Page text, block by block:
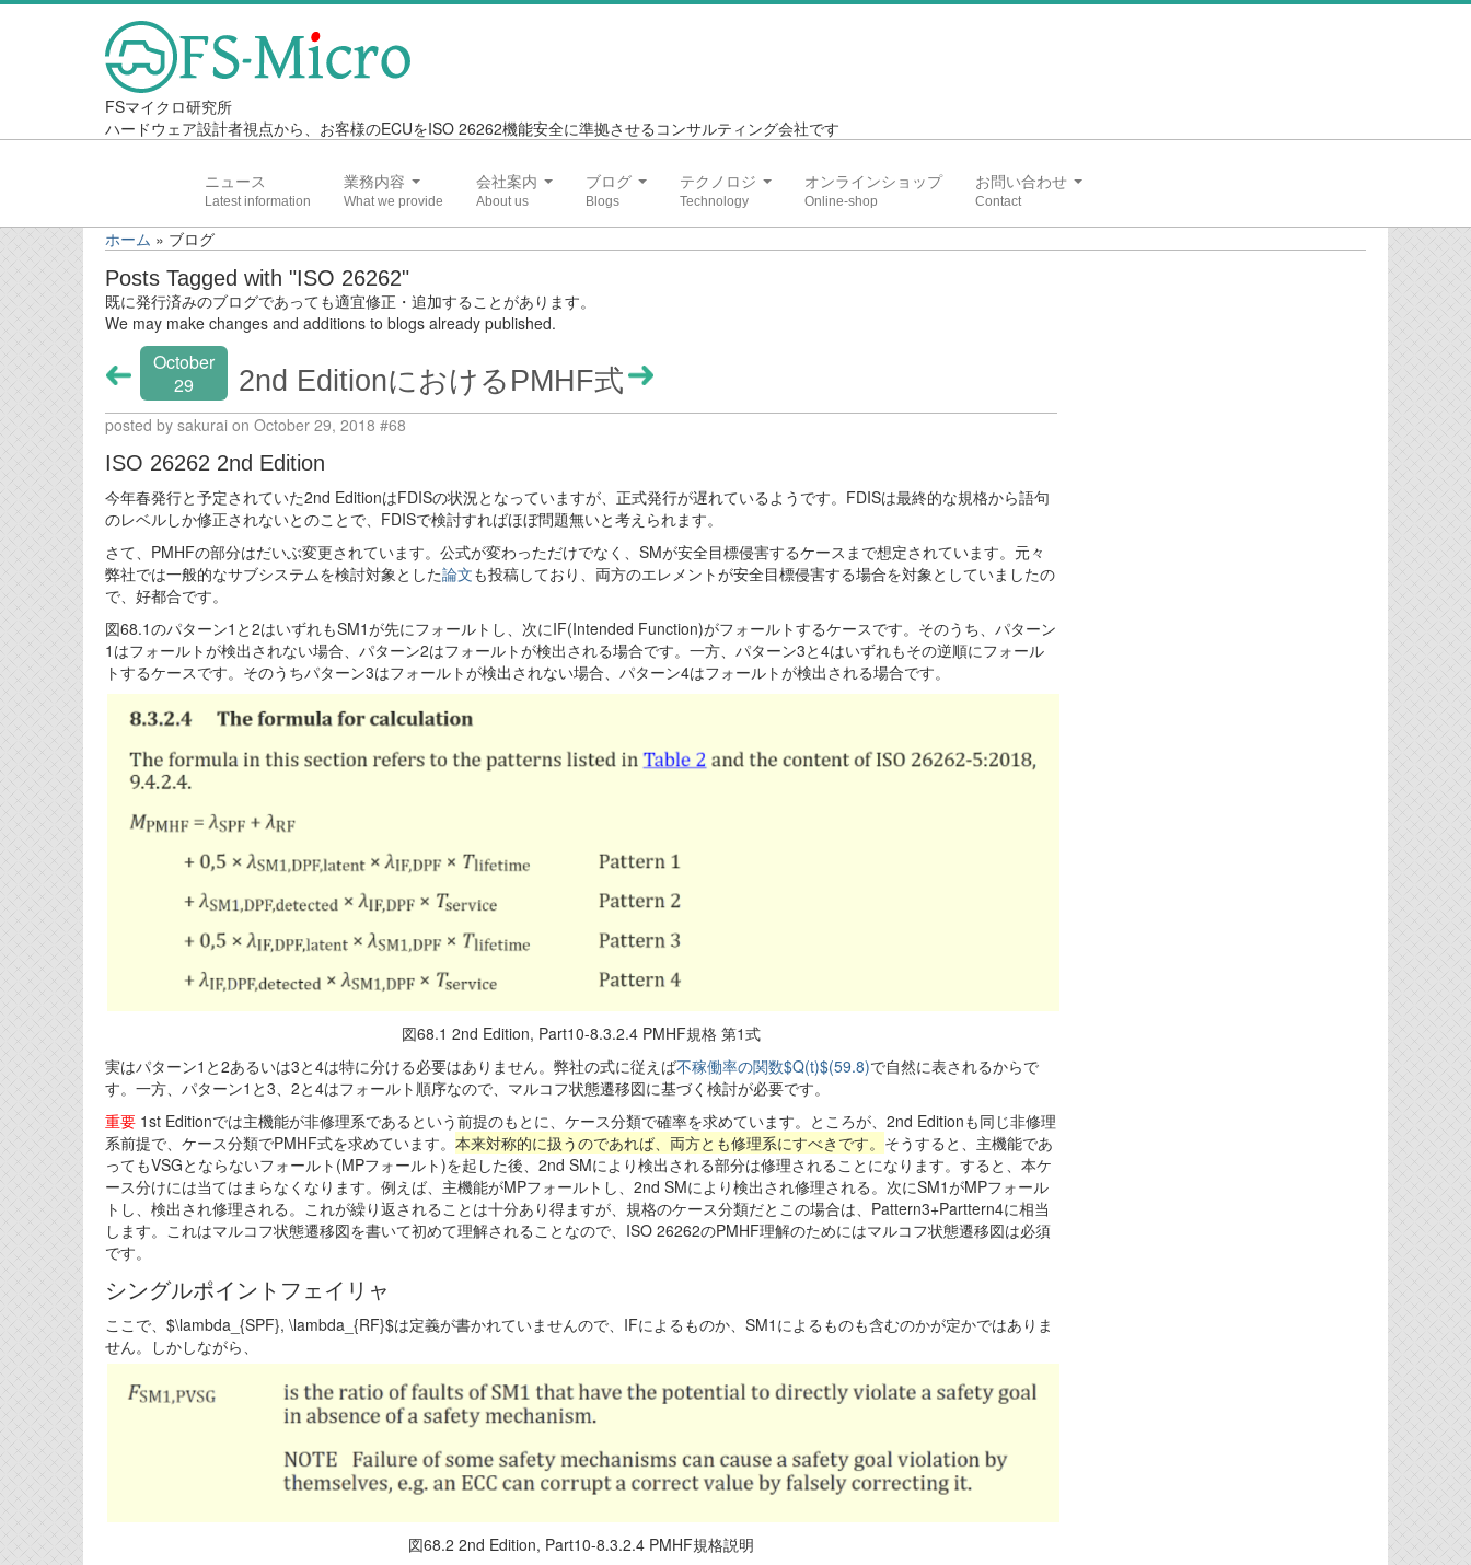
FSマイクロ研究所
ハードウェア設計者視点から、お客様のECUをISO 26262機能安全に準拠させるコンサルティング会社です
ニュース 業務内容 会社案内 ブログ テクノロジ オンラインショップ お問い合わせ
ホーム » ブログ
Posts Tagged with "ISO 26262"
既に発行済みのブログであっても適宜修正・追加することがあります。
We may make changes and additions to blogs already published.
October
29
2nd EditionにおけるPMHF式
posted by sakurai on October 29, 2018 #68
ISO 26262 2nd Edition
今年春発行と予定されていた2nd EditionはFDISの状況となっていますが、正式発行が遅れているようです。FDISは最終的な規格から語句
のレベルしか修正されないとのことで、FDISで検討すればほぼ問題無いと考えられます。
さて、PMHFの部分はだいぶ変更されています。公式が変わっただけでなく、SMが安全目標侵害するケースまで想定されています。元々
弊社では一般的なサブシステムを検討対象とした論文も投稿しており、両方のエレメントが安全目標侵害する場合を対象としていましたの
で、好都合です。
図68.1のパターン1と2はいずれもSM1が先にフォールトし、次にIF(Intended Function)がフォールトするケースです。そのうち、パターン
1はフォールトが検出されない場合、パターン2はフォールトが検出される場合です。一方、パターン3と4はいずれもその逆順にフォール
トするケースです。そのうちパターン3はフォールトが検出されない場合、パターン4はフォールトが検出される場合です。
図68.1 2nd Edition, Part10-8.3.2.4 PMHF規格 第1式
実はパターン1と2あるいは3と4は特に分ける必要はありません。弊社の式に従えば不稼働率の関数$Q(t)$(59.8)で自然に表されるからで
す。一方、パターン1と3、2と4はフォールト順序なので、マルコフ状態遷移図に基づく検討が必要です。
重要 1st Editionでは主機能が非修理系であるという前提のもとに、ケース分類で確率を求めています。ところが、2nd Editionも同じ非修理
系前提で、ケース分類でPMHF式を求めています。 本来対称的に扱うのであれば、両方とも修理系にすべきです。 そうすると、主機能であ
ってもVSGとならないフォールト(MPフォールト)を起した後、2nd SMにより検出される部分は修理されることになります。すると、本ケ
ース分けには当てはまらなくなります。例えば、主機能がMPフォールトし、2nd SMにより検出され修理される。次にSM1がMPフォール
トし、検出され修理される。これが繰り返されることは十分あり得ますが、規格のケース分類だとこの場合は、Pattern3+Parttern4に相当
します。これはマルコフ状態遷移図を書いて初めて理解されることなので、ISO 26262のPMHF理解のためにはマルコフ状態遷移図は必須
です。
シングルポイントフェイリャ
ここで、$\lambda_{SPF}, \lambda_{RF}$は定義が書かれていませんので、IFによるものか、SM1によるものも含むのかが定かではありま
せん。しかしながら、
図68.2 2nd Edition, Part10-8.3.2.4 PMHF規格説明